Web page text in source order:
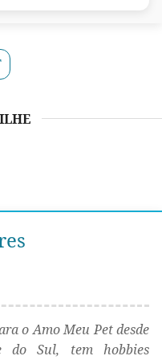
o Amo Meu Pet desde
do Sul, tem hobbies